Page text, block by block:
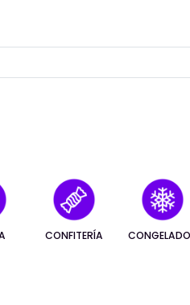
CONFITERÍA